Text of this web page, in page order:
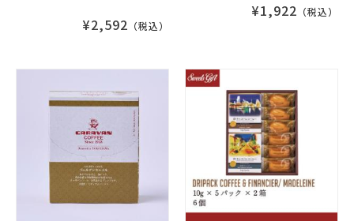
¥2,592 （税込）
¥1,922 （税込）